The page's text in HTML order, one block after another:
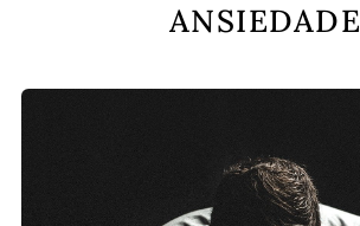
ANSIEDADE